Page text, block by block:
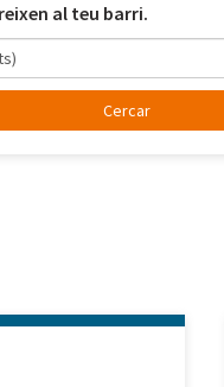
al teu barri.